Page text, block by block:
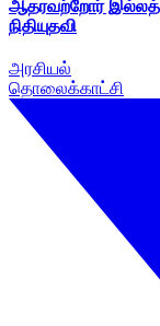
ஆதரவற்றோர்
நிதியுதவி
அரசியல்
தொலைக்காட்சி